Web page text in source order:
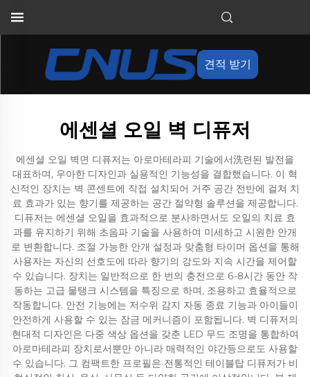
견적 받기
에센셜 오일 벽 디퓨저
에센셜 오일 벽면 디퓨저는 아로마테라피 기술에서洗련된 발전을
대표하며, 우아한 디자인과 실용적인 기능성을 결합했습니다. 이 혁
신적인 장치는 벽 콘센트에 직접 설치되어 거주 공간 전반에 걸쳐 치
료 효과가 있는 향기를 제공하는 공간 절약형 솔루션을 제공합니다.
디퓨저는 에센셜 오일을 효과적으로 분사하면서도 오일의 치료 효
과를 유지하기 위해 초음파 기술을 사용하여 미세하고 시원한 안개
로 변환합니다. 조절 가능한 안개 설정과 맞춤형 타이머 옵션을 통해
사용자는 자신의 선호도에 따라 향기의 강도와 지속 시간을 제어할
수 있습니다. 장치는 일반적으로 한 번의 충전으로 6-8시간 동안 작
동하는 고급 물탱크 시스템을 특징으로 하며, 조용하고 효율적으로
작동합니다. 안전 기능에는 저수위 감지 자동 종료 기능과 아이들이
안전하게 사용할 수 있는 잠금 메커니즘이 포함됩니다. 벽 디퓨저의
현대적 디자인은 다중 색상 옵션을 갖춘 LED 무드 조명을 통합하여
아로마테라피 장치로서뿐만 아니라 매력적인 야간등으로도 사용할
수 있습니다. 그 컴팩트한 프로필은 전통적인 테이블탑 디퓨저가 비